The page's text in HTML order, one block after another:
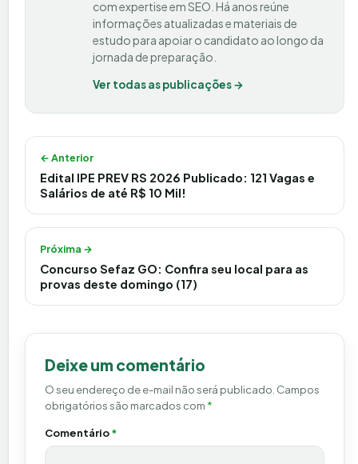
com expertise em SEO. Há anos reúne
informações atualizadas e materiais de
estudo para apoiar o candidato ao longo da
jornada de preparação.
Ver todas as publicações →
Navegação de Post
← Anterior
Edital IPE PREV RS 2026 Publicado: 121 Vagas e
Salários de até R$ 10 Mil!
Próxima →
Concurso Sefaz GO: Confira seu local para as
provas deste domingo (17)
Deixe um comentário
O seu endereço de e-mail não será publicado. Campos
obrigatórios são marcados com *
Comentário*